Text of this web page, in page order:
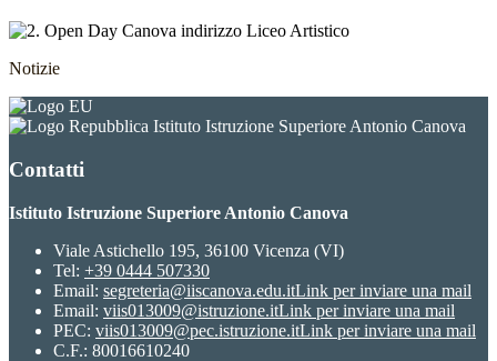
Notizie
Istituto Istruzione Superiore Antonio Canova
Contatti
Istituto Istruzione Superiore Antonio Canova
Viale Astichello 195, 36100 Vicenza (VI)
Tel: +39 0444 507330
Email: segreteria@iiscanova.edu.itLink per inviare una mail
Email: viis013009@istruzione.itLink per inviare una mail
PEC: viis013009@pec.istruzione.itLink per inviare una mail
C.F.: 80016610240